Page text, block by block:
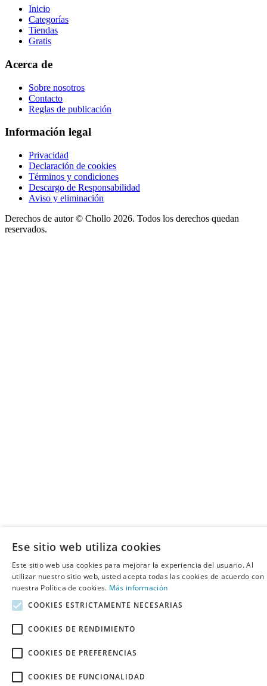
Inicio
Categorías
Tiendas
Gratis
Acerca de
Sobre nosotros
Contacto
Reglas de publicación
Información legal
Privacidad
Declaración de cookies
Términos y condiciones
Descargo de Responsabilidad
Aviso y eliminación
Derechos de autor © Chollo 2026. Todos los derechos quedan
reservados.
Ese sitio web utiliza cookies
Este sitio web usa cookies para mejorar la experiencia del usuario. Al
utilizar nuestro sitio web, usted acepta todas las cookies de acuerdo con
nuestra Política de cookies. Más información
COOKIES ESTRICTAMENTE NECESARIAS
COOKIES DE RENDIMIENTO
COOKIES DE PREFERENCIAS
COOKIES DE FUNCIONALIDAD